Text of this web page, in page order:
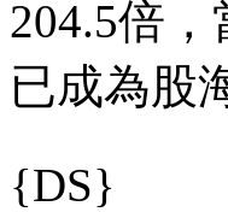
204.5倍
已成為股
{DS}